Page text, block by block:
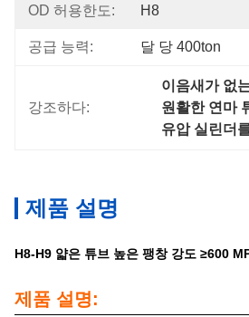
OD 허용한도: H8
공급 능력: 달 당 400ton
강조하다:
이음새가 없
원활한 연마
유압 실린더
제품 설명
H8-H9 얇은 튜브 높은 팽창 강도 ≥600
제품 설명: